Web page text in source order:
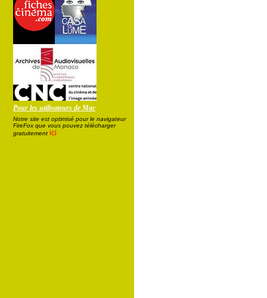
Pour les utilisateurs de Mac
Notre site est optimisé pour le navigateur
FireFox que vous pouvez télécharger
gratuitement ici